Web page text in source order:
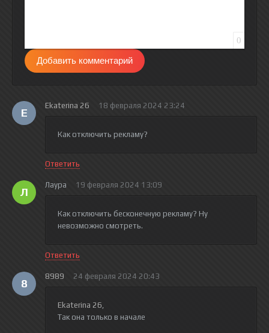
0
Добавить комментарий
E
Ekaterina 26 18 февраля 2024 23:24
Как отключить рекламу?
Ответить
Л
Лаура 19 февраля 2024 13:09
Как отключить бесконечную рекламу? Ну
невозможно смотреть.
Ответить
8
8989 24 февраля 2024 20:43
Ekaterina 26,
Так она только в начале